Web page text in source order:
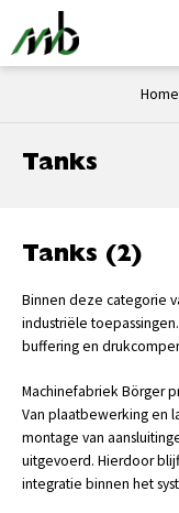
Home
Tanks
Tanks (2)
Binnen deze categorie
industriële
buffering en
Machinefabriek Börger
Van plaatbewerking en
montage van
uitgevoerd. Hierdoor
integratie binnen het